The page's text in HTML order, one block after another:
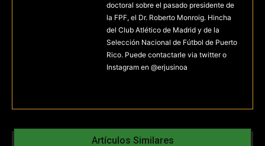
doctoral sobre el pasado presidente de
la FPF, el Dr. Roberto Monroig. Hincha
del Club Atlético de Madrid y de la
Selección Nacional de Fútbol de Puerto
Rico. Puede contactarle via twitter o
Instagram en @erjusinoa
Artículos Similares